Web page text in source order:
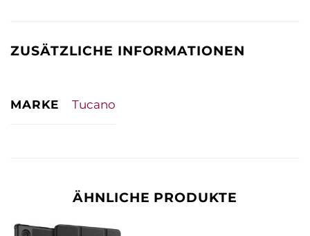
ZUSÄTZLICHE INFORMATIONEN
MARKE Tucano
ÄHNLICHE PRODUKTE